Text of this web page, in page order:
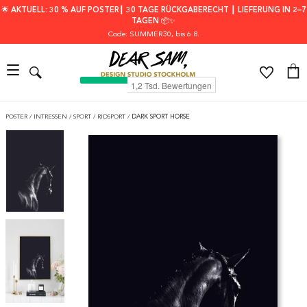
🌟 AKTUELL: 30 % AUF POSTER┃ 30 TAGE RÜCKGABERECHT ┃ LIEFERUNG IN 2–7
TAGEN 📦✨
Code: SUMMER30, bis 6.8.
POSTER / INTRESSEN / SPORT / RIDSPORT / DARK SPORT HORSE